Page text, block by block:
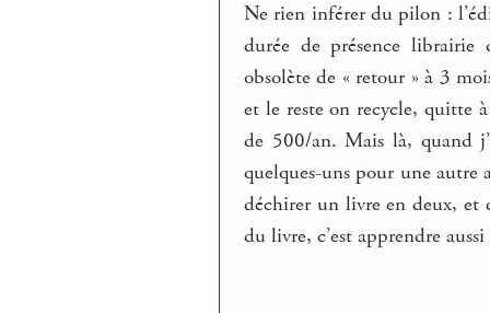
Ne rien inférer du pilon :
durée de présence librairie
obsolète de « retour » à 3
et le reste on recycle, quitte
de 500/an. Mais là, quand
quelques-uns pour une
déchirer un livre en deux, et
du livre, c’est apprendre